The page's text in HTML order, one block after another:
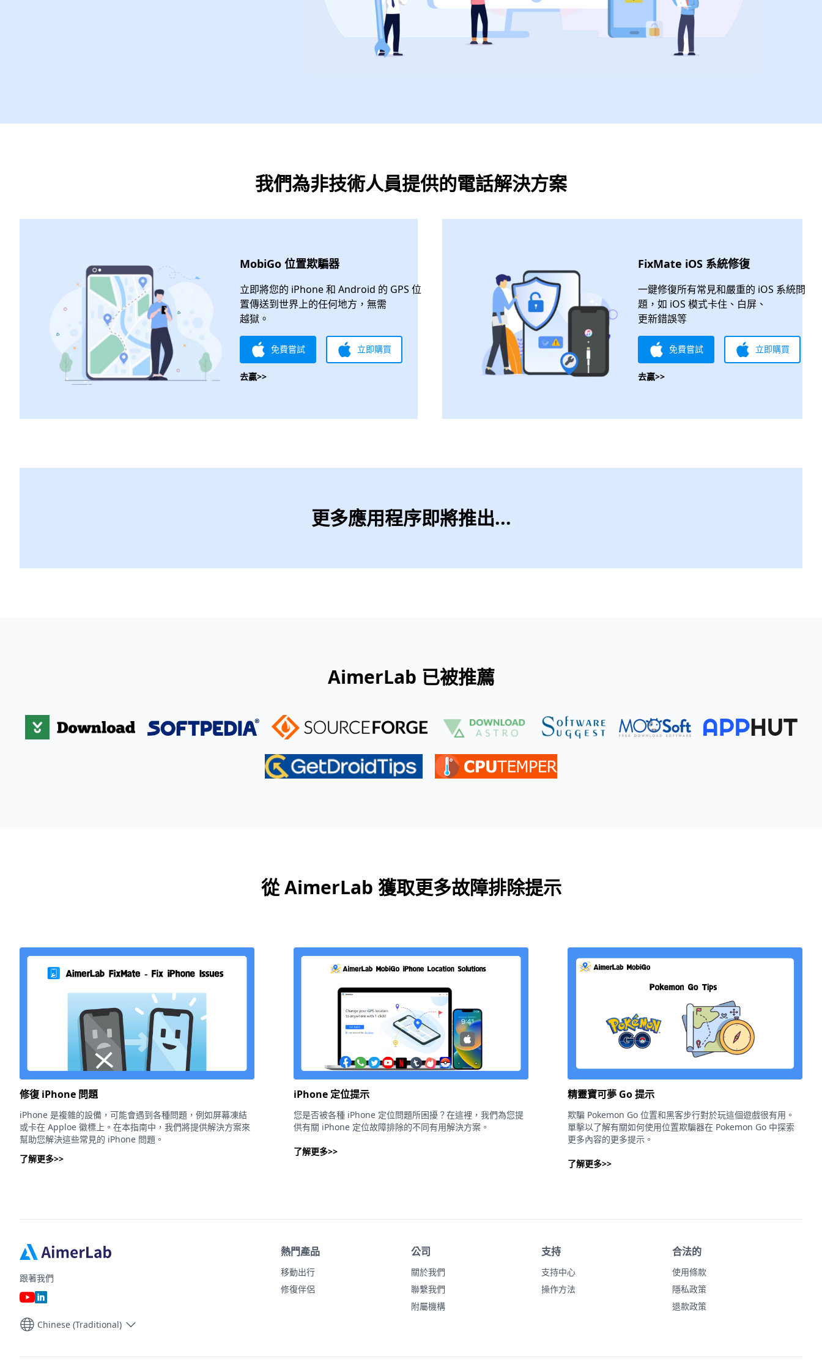
我們為非技術人員提供的電話解決方案
MobiGo 位置欺騙器
立即將您的 iPhone 和 Android 的 GPS 位
置傳送到世界上的任何地方，無需
越獄。
免費嘗試 立即購買
去贏>>
FixMate iOS 系統修復
一鍵修復所有常見和嚴重的 iOS 系統問
題，如 iOS 模式卡住、白屏、
更新錯誤等
免費嘗試 立即購買
去贏>>
更多應用程序即將推出...
AimerLab 已被推薦
從 AimerLab 獲取更多故障排除提示
修復 iPhone 問題
iPhone 是複雜的設備，可能會遇到各種問題，例如屏幕凍結
或卡在 Apploe 徽標上。在本指南中，我們將提供解決方案來
幫助您解決這些常見的 iPhone 問題。
了解更多>>
iPhone 定位提示
您是否被各種 iPhone 定位問題所困擾？在這裡，我們為您提
供有關 iPhone 定位故障排除的不同有用解決方案。
了解更多>>
精靈寶可夢 Go 提示
欺騙 Pokemon Go 位置和黑客步行對於玩這個遊戲很有用。
單擊以了解有關如何使用位置欺騙器在 Pokemon Go 中探索
更多內容的更多提示。
了解更多>>
跟著我們
Chinese (Traditional)
熱門產品
移動出行
修復伴侶
公司
關於我們
聯繫我們
附屬機構
支持
支持中心
操作方法
合法的
使用條款
隱私政策
退款政策